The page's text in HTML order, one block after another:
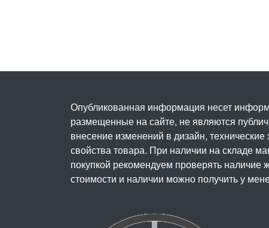
Опубликованная информация несет
размещенные на сайте, не являются
внесение изменений в дизайн,
свойства товара. При наличии на складе
покупкой рекомендуем проверять
стоимости и наличии можно получить у